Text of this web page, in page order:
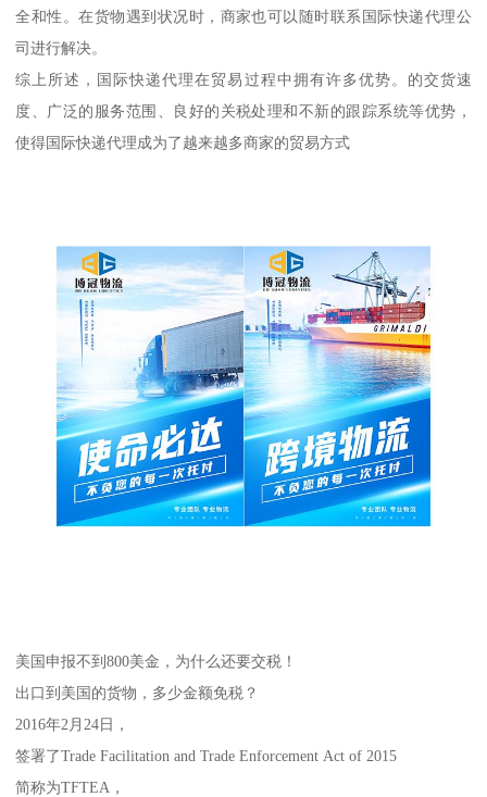
全和性。在货物遇到状况时，商家也可以随时联系国际快递代理公
司进行解决。
综上所述，国际快递代理在贸易过程中拥有许多优势。的交货速
度、广泛的服务范围、良好的关税处理和不新的跟踪系统等优势，
使得国际快递代理成为了越来越多商家的贸易方式
美国申报不到800美金，为什么还要交税！
出口到美国的货物，多少金额免税？
2016年2月24日，
签署了Trade Facilitation and Trade Enforcement Act of 2015
简称为TFTEA，